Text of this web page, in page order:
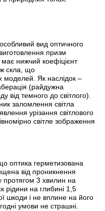
вид оптичного
призм
нижчий коефіцієнт
скла, що
моделей. Як наслідок –
(райдужна
від темного до світлого).
заломлення світла
урізання світлового
світле зображення
оптика герметизована
від проникнення
протягом 3 хвилин на
рідини на глибині 1,5
шкоди і не вплине на його
умови не страшні.